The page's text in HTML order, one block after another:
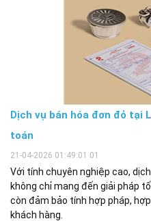
Dịch vụ bán hóa đơn đỏ tại
toán
21-04-2026 01:49:01 01
Với tính chuyên nghiệp cao,
không chỉ mang đến giải pháp
còn đảm bảo tính hợp pháp,
khách hàng.